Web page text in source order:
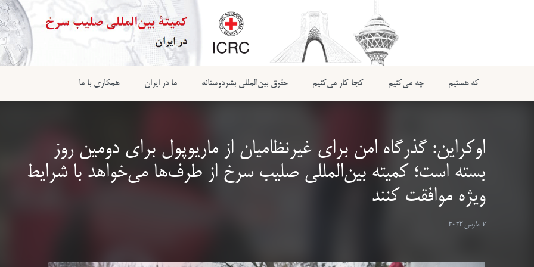
که هستیم چه می‌کنیم کجا کار می‌کنیم حقوق بین‌المللی بشردوستانه ما در ایران همکاری با ما
اوکراین: گذرگاه امن برای غیرنظامیان از ماریوپول برای دومین روز
بسته است؛ کمیته بین‌المللی صلیب سرخ از طرف‌ها می‌خواهد با شرایط
ویژه موافقت کنند
7 مارس 2022